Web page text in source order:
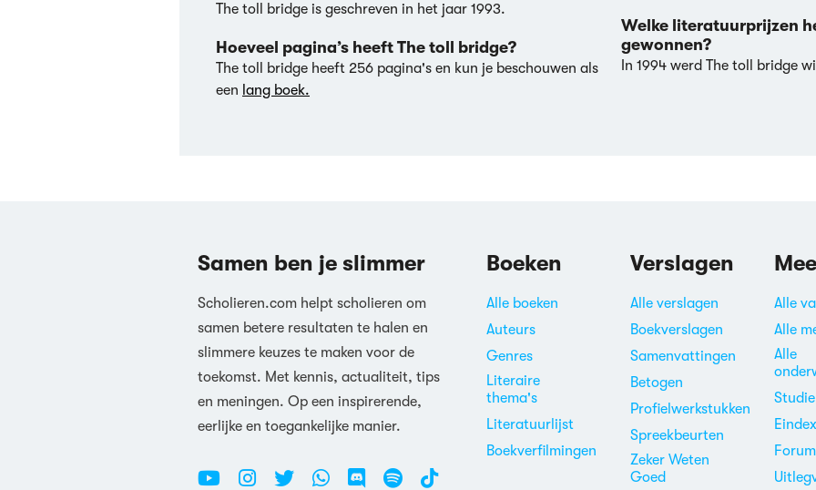
The toll bridge is geschreven in het jaar 1993.
Hoeveel pagina’s heeft The toll bridge?
The toll bridge heeft 256 pagina's en kun je beschouwen als
een lang boek.
Welke literatuurprijzen
gewonnen?
In 1994 werd The toll bridge
Samen ben je slimmer
Scholieren.com helpt scholieren om
samen betere resultaten te halen en
slimmere keuzes te maken voor de
toekomst. Met kennis, actualiteit, tips
en meningen. Op een inspirerende,
eerlijke en toegankelijke manier.
Boeken
Alle boeken
Auteurs
Genres
Literaire
thema's
Literatuurlijst
Boekverfilmingen
Verslagen
Alle verslagen
Boekverslagen
Samenvattingen
Betogen
Profielwerkstukken
Spreekbeurten
Zeker Weten
Goed
Alle
Alle
Alle
Forum